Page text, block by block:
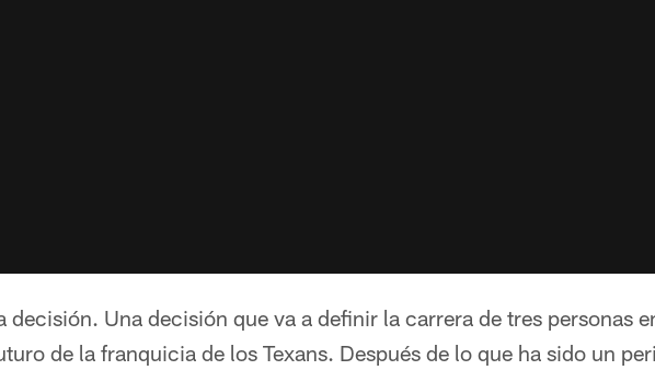
decisión. Una decisión que va a definir la carrera de tres personas
de la franquicia de los Texans. Después de lo que ha sido un